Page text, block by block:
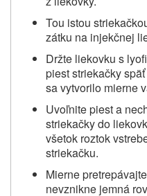
Tou istou
zátku na injekčnej
Držte liekovku s
piest striekačky
sa vytvorilo mierne
Uvoľnite piest a
striekačky do
všetok roztok
striekačku.
Mierne
nevznikne jemná